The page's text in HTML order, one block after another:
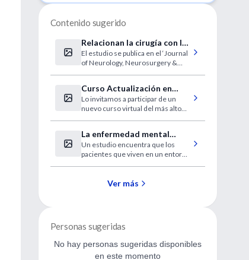
Contenido sugerido
Relacionan la cirugía con la
enfermedad de
Creutzfeldt-Jakob
El estudio se publica en el ‘Journal
of Neurology, Neurosurgery &
Curso Actualización en
Psicofarmacología Clínica
Lo invitamos a participar de un
nuevo curso virtual del más alto
¡Últimas vacantes!
La enfermedad mental
grave puede afectar la
esperanza de vida
Un estudio encuentra que los
pacientes que viven en un entorno
Ver más
Personas sugeridas
No hay personas sugeridas disponibles
en este momento